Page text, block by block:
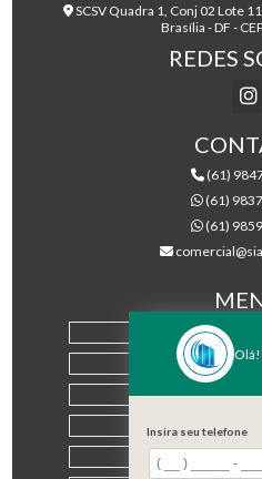
SCSV Quadra 1, Conj 02 Lote
Brasília - DF -
REDES
(61)
(61)
(61)
Olá!
Insira seu telefone